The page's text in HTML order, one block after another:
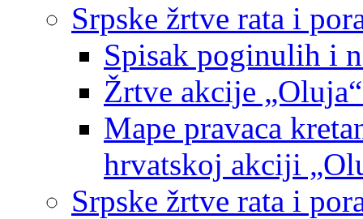
Srpske žrtve rata i
Spisak poginulih i
Žrtve akcije
Mape pravaca
hrvatskoj akciji
Srpske žrtve rata i